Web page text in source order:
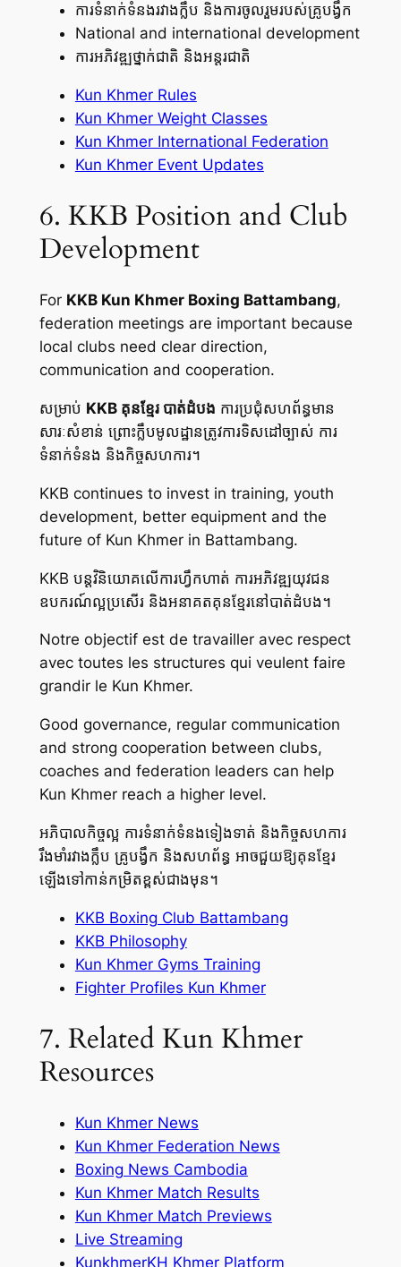
ការទំនាក់ទំនងរវាងក្លឹប និងការចូលរួមរបស់គ្រូបង្វឹក
National and international development
ការអភិវឌ្ឍថ្នាក់ជាតិ និងអន្តរជាតិ
Kun Khmer Rules
Kun Khmer Weight Classes
Kun Khmer International Federation
Kun Khmer Event Updates
6. KKB Position and Club
Development
For KKB Kun Khmer Boxing Battambang,
federation meetings are important because
local clubs need clear direction,
communication and cooperation.
សម្រាប់ KKB គុនខ្មែរ បាត់ដំបង ការប្រជុំសហព័ន្ធមាន
សារៈសំខាន់ ព្រោះក្លឹបមូលដ្ឋានត្រូវការទិសដៅច្បាស់ ការ
ទំនាក់ទំនង និងកិច្ចសហការ។
KKB continues to invest in training, youth
development, better equipment and the
future of Kun Khmer in Battambang.
KKB បន្តវិនិយោគលើការហ្វឹកហាត់ ការអភិវឌ្ឍយុវជន
ឧបករណ៍ល្អប្រសើរ និងអនាគតគុនខ្មែរនៅបាត់ដំបង។
Notre objectif est de travailler avec respect
avec toutes les structures qui veulent faire
grandir le Kun Khmer.
Good governance, regular communication
and strong cooperation between clubs,
coaches and federation leaders can help
Kun Khmer reach a higher level.
អភិបាលកិច្ចល្អ ការទំនាក់ទំនងទៀងទាត់ និងកិច្ចសហការ
រឹងមាំរវាងក្លឹប គ្រូបង្វឹក និងសហព័ន្ធ អាចជួយឱ្យគុនខ្មែរ
ឡើងទៅកាន់កម្រិតខ្ពស់ជាងមុន។
KKB Boxing Club Battambang
KKB Philosophy
Kun Khmer Gyms Training
Fighter Profiles Kun Khmer
7. Related Kun Khmer
Resources
Kun Khmer News
Kun Khmer Federation News
Boxing News Cambodia
Kun Khmer Match Results
Kun Khmer Match Previews
Live Streaming
KunkhmerKH Khmer Platform